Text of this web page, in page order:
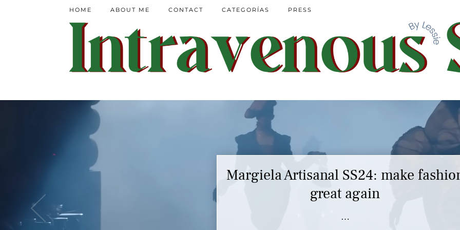
HOME ABOUT ME CONTACT CATEGORÍAS PRESS
Margiela Artisanal SS24: make
great again
…
Marc Jacobs SS23 y el buscar confort
en nuestros héroes
…